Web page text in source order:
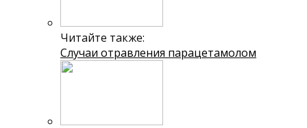
Читайте также:
Случаи отравления парацетамолом